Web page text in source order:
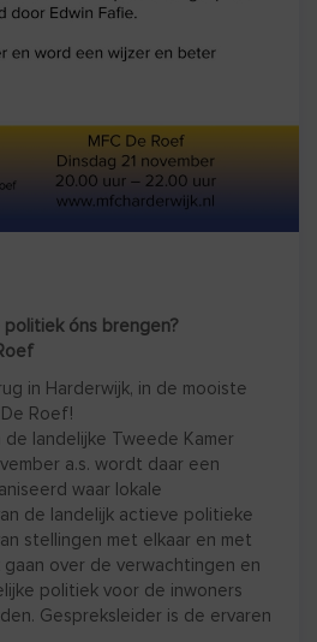
óns brengen?
in Harderwijk, in de mooiste
Roef!
landelijke Tweede Kamer
a.s. wordt daar een
waar lokale
de landelijk actieve politieke
stellingen met elkaar en met
over de verwachtingen en
politiek voor de inwoners
Gespreksleider is de ervaren